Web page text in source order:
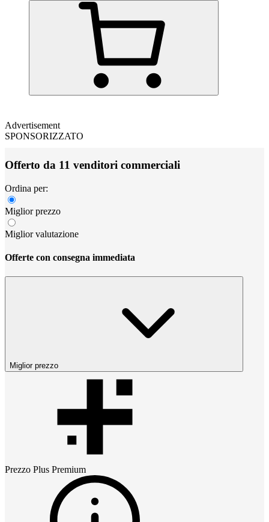
Advertisement
SPONSORIZZATO
Offerto da 11 venditori commerciali
Ordina per:
Miglior prezzo
Miglior valutazione
Offerte con consegna immediata
Miglior prezzo
Prezzo Plus Premium